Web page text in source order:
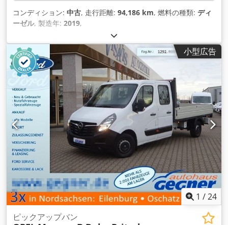
コンディション: 中古, 走行距離: 94,186 km, 燃料の種類: ディ
ーゼル, 製造年: 2019,
小型広告
1 /24
ピックアップバン